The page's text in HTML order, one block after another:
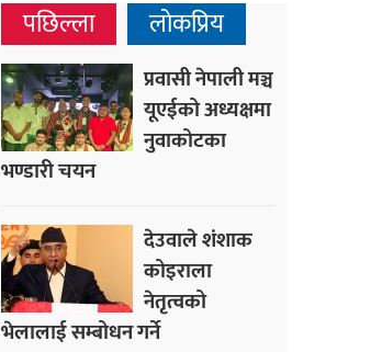
पछिल्ला लोकप्रिय
प्रवासी नेपाली मञ्च
यूएईको अध्यक्षमा
नुवाकोटका
भण्डारी चयन
देउवाले शंशाक
कोइराला
नेतृत्वको
भेलालाई सम्बोधन गर्ने